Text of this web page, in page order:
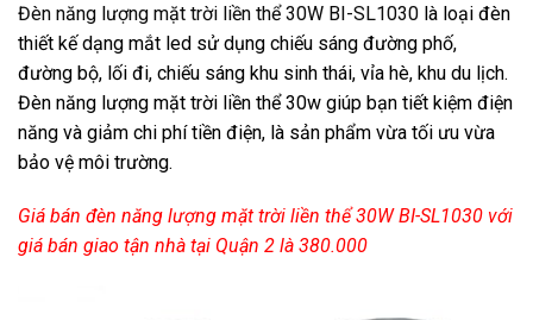
Đèn năng lượng mặt trời liền thể 30W BI-SL1030 là loại đèn
thiết kế dạng mắt led sử dụng chiếu sáng đường phố,
đường bộ, lối đi, chiếu sáng khu sinh thái, vỉa hè, khu du lịch.
Đèn năng lượng mặt trời liền thể 30w giúp bạn tiết kiệm điện
năng và giảm chi phí tiền điện, là sản phẩm vừa tối ưu vừa
bảo vệ môi trường.
Giá bán đèn năng lượng mặt trời liền thể 30W BI-SL1030 với
giá bán giao tận nhà tại Quận 2 là 380.000